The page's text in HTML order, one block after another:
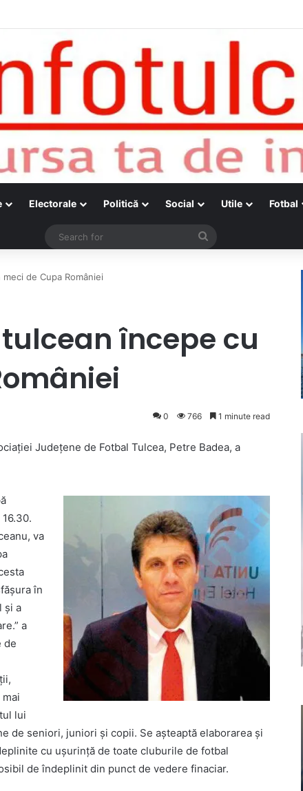
Electorale Politică Social Utile Fotbal
Search
de Cupa României
începe cu
0 766 1 minute read
Judeţene de Fotbal Tulcea, Petre Badea, a
va
în
şi a
a
de
lui
de seniori, juniori şi copii. Se aşteaptă elaborarea şi
cu uşurinţă de toate cluburile de fotbal
de îndeplinit din punct de vedere finaciar.